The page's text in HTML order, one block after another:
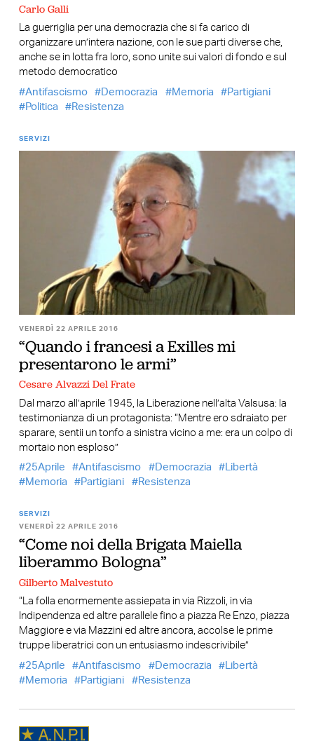
Carlo Galli
La guerriglia per una democrazia che si fa carico di
organizzare un’intera nazione, con le sue parti diverse che,
anche se in lotta fra loro, sono unite sui valori di fondo e sul
metodo democratico
Antifascismo
Democrazia Memoria
Partigiani
Politica
Resistenza
SERVIZI
VENERDÌ 22 APRILE 2016
“Quando i francesi a Exilles mi
presentarono le armi”
Cesare Alvazzi Del Frate
Dal marzo all’aprile 1945, la Liberazione nell’alta Valsusa: la
testimonianza di un protagonista: “Mentre ero sdraiato per
sparare, sentii un tonfo a sinistra vicino a me: era un colpo di
mortaio non esploso”
25Aprile
Antifascismo Democrazia
Libertà
Memoria
Partigiani Resistenza
SERVIZI
VENERDÌ 22 APRILE 2016
“Come noi della Brigata Maiella
liberammo Bologna”
Gilberto Malvestuto
“La folla enormemente assiepata in via Rizzoli, in via
Indipendenza ed altre parallele fino a piazza Re Enzo, piazza
Maggiore e via Mazzini ed altre ancora, accolse le prime
truppe liberatrici con un entusiasmo indescrivibile”
25Aprile
Antifascismo Democrazia
Libertà
Memoria
Partigiani Resistenza